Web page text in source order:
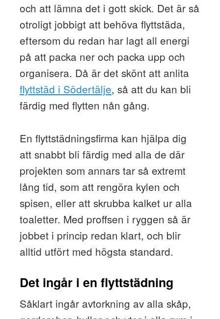
och att lämna det i gott skick. Det är så
otroligt jobbigt att behöva flyttstäda,
eftersom du redan har lagt all energi
på att packa ner och packa upp och
organisera. Då är det skönt att anlita
flyttstäd i Södertälje, så att du kan bli
färdig med flytten nån gång.
En flyttstädningsfirma kan hjälpa dig
att snabbt bli färdig med alla de där
projekten som annars tar så extremt
lång tid, som att rengöra kylen och
spisen, eller att skrubba kalket ur alla
toaletter. Med proffsen i ryggen så är
jobbet i princip redan klart, och blir
alltid utfört med högsta standard.
Det ingår i en flyttstädning
Såklart ingår avtorkning av alla skåp,